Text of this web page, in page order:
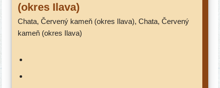
(okres Ilava)
Chata, Červený kameň (okres Ilava), Chata, Červený
kameň (okres Ilava)